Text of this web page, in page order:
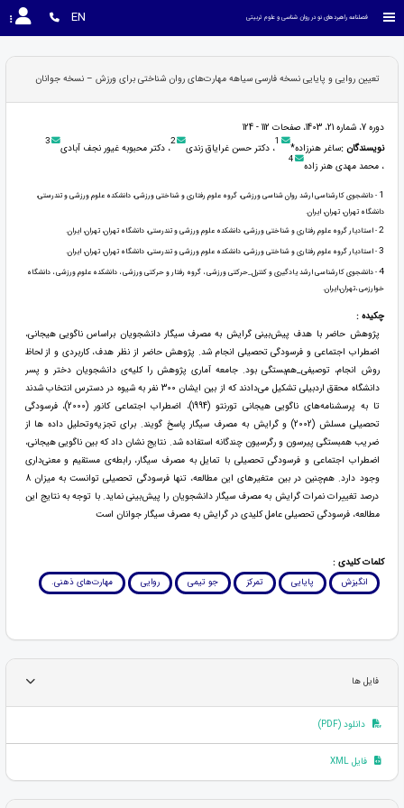
فصلنامه راهبردهای نو در روان شناسی و علوم تربیتی EN
تعیین روایی و پایایی نسخه فارسی سیاهه مهارت‌های روان شناختی برای ورزش – نسخه جوانان
دوره 7، شماره 21، 1403، صفحات 112 - 124
نویسندگان :ساغر هنرزاده* 1، دکتر حسن غرایاق زندی 2، دکتر محبوبه غیور نجف آبادی 3
، محمد مهدی هنر زاده 4
1 - دانشجوی کارشناسی ارشد روان شناسی ورزشی، گروه علوم رفتاری و شناختی ورزشی، دانشکده علوم ورزشی و تندرستی،
دانشگاه تهران، تهران، ایران.
2- استادیار گروه علوم رفتاری و شناختی ورزشی، دانشکده علوم ورزشی و تندرستی، دانشگاه تهران، تهران، ایران.
3- استادیار گروه علوم رفتاری و شناختی ورزشی، دانشکده علوم ورزشی و تندرستی، دانشگاه تهران، تهران، ایران.
4- دانشجوی کارشناسی ارشد یادگیری و کنترل_حرکتی ورزشی ، گروه رفتار و حرکتی ورزشی ، دانشکده علوم ورزشی ، دانشگاه
خوارزمی ،تهران،ایران.
چکیده :
پژوهش حاضر با هدف پیش‌بینی گرایش به مصرف سیگار دانشجویان براساس ناگویی هیجانی،
اضطراب اجتماعی و فرسودگی تحصیلی انجام شد. پژوهش حاضر از نظر هدف، کاربردی و از لحاظ
روش انجام، توصیفی_هم‌بستگی بود. جامعه آماری پژوهش را کلیه‌ی دانشجویان دختر و پسر
دانشگاه محقق اردبیلی تشکیل می‌دادند که از بین ایشان 300 نفر به شیوه در دسترس انتخاب شدند
تا به پرسشنامه‌های ناگویی هیجانی تورنتو (1994)، اضطراب اجتماعی کانور (2000)، فرسودگی
تحصیلی مسلش (2002) و گرایش به مصرف سیگار پاسخ گویند. برای تجزیه‌وتحلیل داده ها از
ضریب همبستگی پیرسون و رگرسیون چندگانه استفاده شد. نتایج نشان داد که بین ناگویی هیجانی،
اضطراب اجتماعی و فرسودگی تحصیلی با تمایل به مصرف سیگار، رابطه‌ی مستقیم و معنی‌داری
وجود دارد. هم‌چنین در بین متغیرهای این مطالعه، تنها فرسودگی تحصیلی توانست به میزان 8
درصد تغییرات نمرات گرایش به مصرف سیگار دانشجویان را پیش‌بینی نماید. با توجه به نتایج این
مطالعه، فرسودگی تحصیلی عامل کلیدی در گرایش به مصرف سیگار جوانان است
کلمات کلیدی :
انگیزش
پایایی تمرکز جو تیمی روایی مهارت‌های ذهنی.
فایل ها
دانلود (PDF)
فایل XML